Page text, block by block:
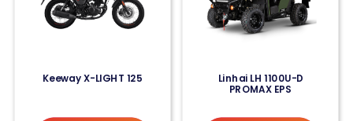
Keeway X-LIGHT 125 Linhai LH 1100U-D
PROMAX EPS